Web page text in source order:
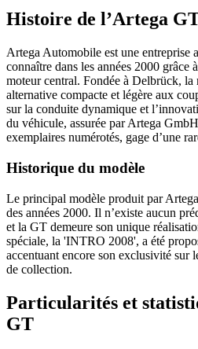
Histoire de l’Artega
Artega Automobile est une entreprise
connaître dans les années 2000 grâce
moteur central. Fondée à Delbrück,
alternative compacte et légère aux
sur la conduite dynamique et
du véhicule, assurée par Artega
exemplaires numérotés, gage d’une
Historique du modèle
Le principal modèle produit par
des années 2000. Il n’existe aucun
et la GT demeure son unique
spéciale, la 'INTRO 2008', a été
accentuant encore son exclusivité sur
de collection.
Particularités et
GT